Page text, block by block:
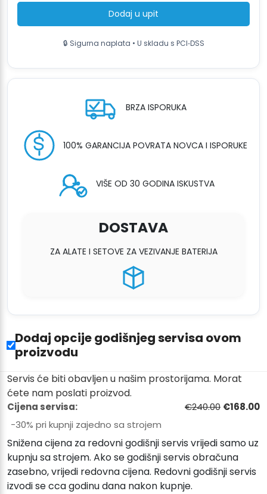
Dodaj u upit
🔒 Sigurna naplata • U skladu s PCI‑DSS
BRZA ISPORUKA
100% GARANCIJA POVRATA NOVCA I ISPORUKE
VIŠE OD 30 GODINA ISKUSTVA
DOSTAVA
ZA ALATE I SETOVE ZA VEZIVANJE BATERIJA
Dodaj opcije godišnjeg servisa ovom
proizvodu
Servis će biti obavljen u našim prostorijama. Morat
ćete nam poslati proizvod.
Cijena servisa: €240.00 €168.00
−30% pri kupnji zajedno sa strojem
Snižena cijena za redovni godišnji servis vrijedi samo uz
kupnju sa strojem. Ako se godišnji servis obračuna
zasebno, vrijedi redovna cijena. Redovni godišnji servis
izvodi se cca godinu dana nakon kupnje.